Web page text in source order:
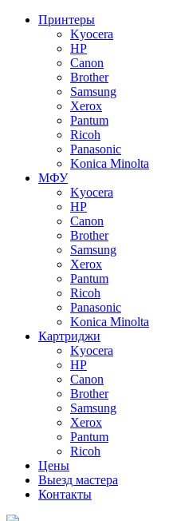
Принтеры
Kyocera
HP
Canon
Brother
Samsung
Xerox
Pantum
Ricoh
Panasonic
Konica Minolta
МФУ
Kyocera
HP
Canon
Brother
Samsung
Xerox
Pantum
Ricoh
Panasonic
Konica Minolta
Картриджи
Kyocera
HP
Canon
Brother
Samsung
Xerox
Pantum
Ricoh
Цены
Выезд мастера
Контакты